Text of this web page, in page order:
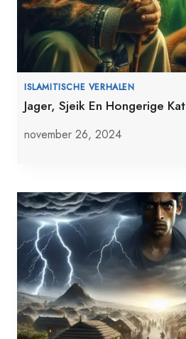
ISLAMITISCHE VERHALEN
Jager, Sjeik En Hongerige Kat
november 26, 2024